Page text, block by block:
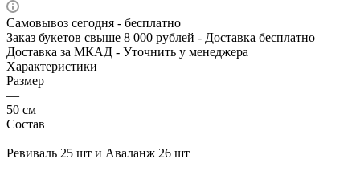
Самовывоз сегодня - бесплатно
Заказ букетов свыше 8 000 рублей - Доставка бесплатно
Доставка за МКАД - Уточнить у менеджера
Характеристики
Размер
—
50 см
Состав
—
Ревиваль 25 шт и Аваланж 26 шт